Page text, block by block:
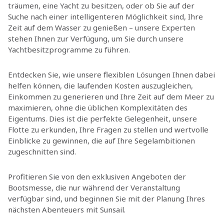
träumen, eine Yacht zu besitzen, oder ob Sie auf der
Suche nach einer intelligenteren Möglichkeit sind, Ihre
Zeit auf dem Wasser zu genießen – unsere Experten
stehen Ihnen zur Verfügung, um Sie durch unsere
Yachtbesitzprogramme zu führen.
Entdecken Sie, wie unsere flexiblen Lösungen Ihnen dabei
helfen können, die laufenden Kosten auszugleichen,
Einkommen zu generieren und Ihre Zeit auf dem Meer zu
maximieren, ohne die üblichen Komplexitäten des
Eigentums. Dies ist die perfekte Gelegenheit, unsere
Flotte zu erkunden, Ihre Fragen zu stellen und wertvolle
Einblicke zu gewinnen, die auf Ihre Segelambitionen
zugeschnitten sind.
Profitieren Sie von den exklusiven Angeboten der
Bootsmesse, die nur während der Veranstaltung
verfügbar sind, und beginnen Sie mit der Planung Ihres
nächsten Abenteuers mit Sunsail.